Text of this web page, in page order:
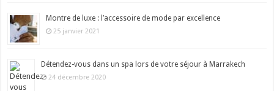
Montre de luxe : l’accessoire de mode par excellence
25 janvier 2021
Détendez-vous dans un spa lors de votre séjour à Marrakech
24 décembre 2020